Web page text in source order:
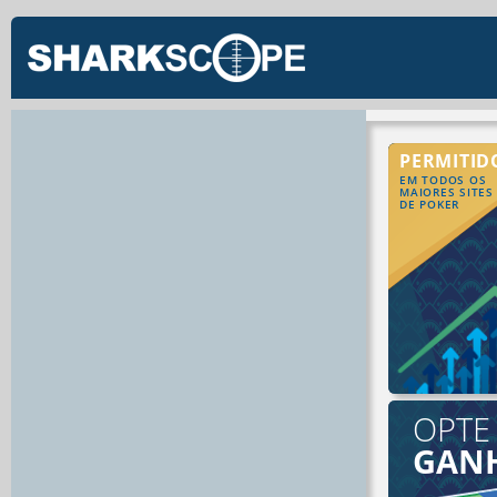
EM TODOS OS
MAIORES SITES
DE POKER